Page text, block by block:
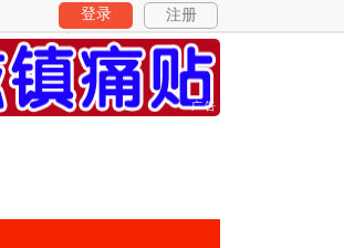
登录 注册
广告